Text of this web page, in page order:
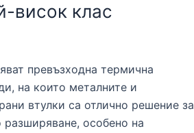
висок клас
превъзходна термична
на които металните и
втулки са отлично решение за
разширяване, особено на